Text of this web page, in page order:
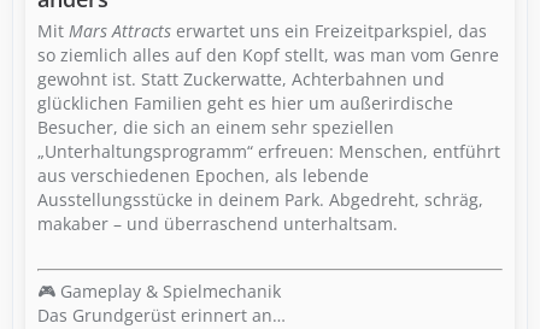
Mit Mars Attracts erwartet uns ein Freizeitparkspiel, das
so ziemlich alles auf den Kopf stellt, was man vom Genre
gewohnt ist. Statt Zuckerwatte, Achterbahnen und
glücklichen Familien geht es hier um außerirdische
Besucher, die sich an einem sehr speziellen
„Unterhaltungsprogramm“ erfreuen: Menschen, entführt
aus verschiedenen Epochen, als lebende
Ausstellungsstücke in deinem Park. Abgedreht, schräg,
makaber – und überraschend unterhaltsam.
🎮 Gameplay & Spielmechanik
Das Grundgerüst erinnert an…